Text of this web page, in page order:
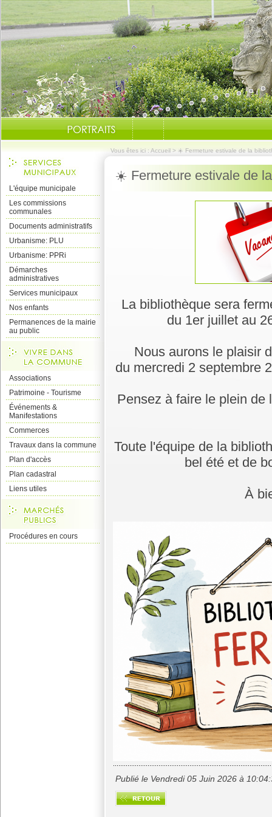
Vous êtes ici : Accueil > ☀️ Fermeture estivale de la
L'équipe municipale
Les commissions
communales
Documents administratifs
Urbanisme: PLU
Urbanisme: PPRi
Démarches
administratives
Services municipaux
Nos enfants
Permanences de la mairie
au public
Associations
Patrimoine - Tourisme
Événements &
Manifestations
Commerces
Travaux dans la commune
Plan d'accès
Plan cadastral
Liens utiles
Procédures en cours
☀️ Fermeture estivale de
La bibliothèque sera
du 1er juillet au
Nous aurons le plaisir
du mercredi 2 septembre
Pensez à faire le plein de
Toute l'équipe de la
bel été et de
À
Publié le Vendredi 05 Juin 2026 à